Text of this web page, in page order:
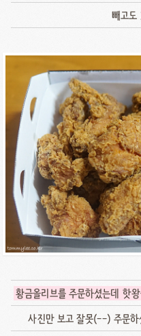
빼고도
황금올리브를 주문하셨는데 핫
사진만 보고 잘못(--) 주문하